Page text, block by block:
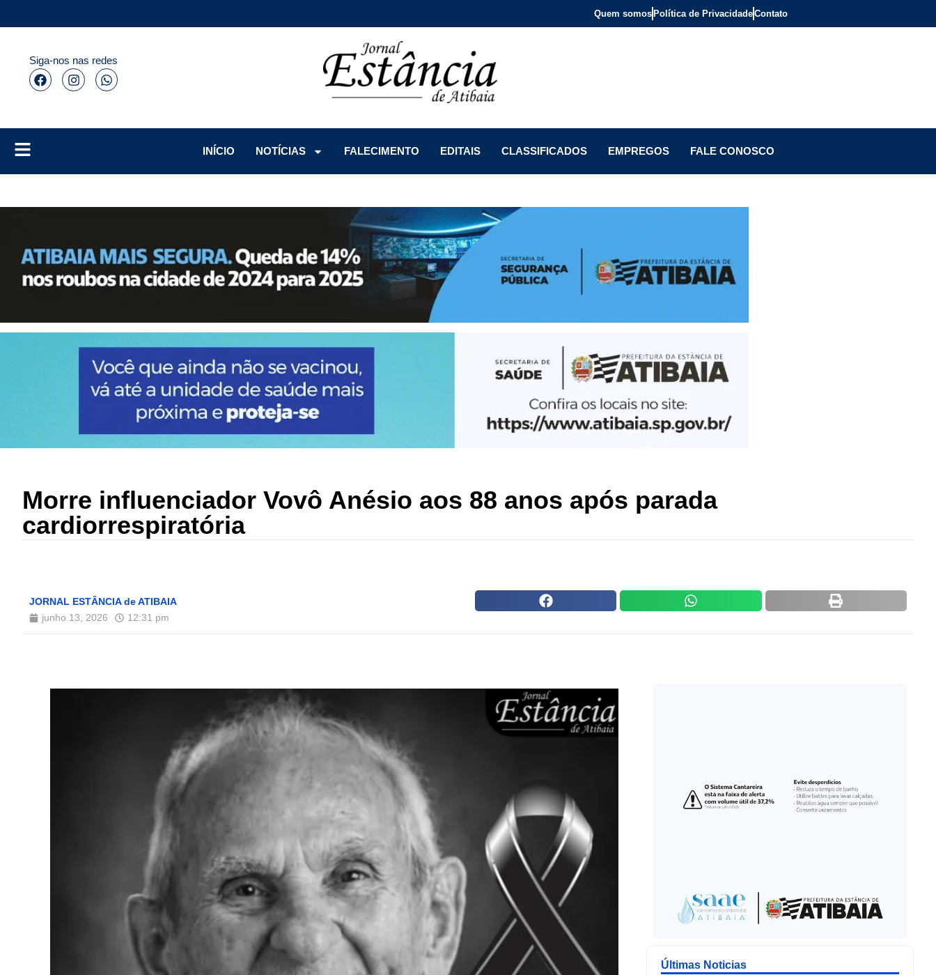
Quem somos Política de PrivacidadeContato
Siga-nos nas redes
INÍCIO
NOTÍCIAS FALECIMENTO EDITAIS CLASSIFICADOS EMPREGOS FALE CONOSCO
Morre influenciador Vovô Anésio aos 88 anos após parada
cardiorrespiratória
JORNAL ESTÂNCIA de ATIBAIA
junho 13, 2026
12:31 pm
Últimas Noticias